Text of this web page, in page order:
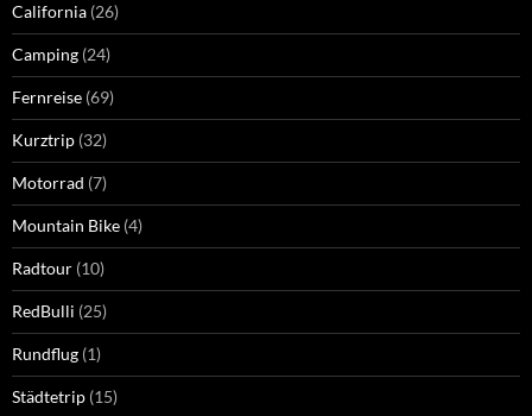
California (26)
Camping (24)
Fernreise (69)
Kurztrip (32)
Motorrad (7)
Mountain Bike (4)
Radtour (10)
RedBulli (25)
Rundflug (1)
Städtetrip (15)